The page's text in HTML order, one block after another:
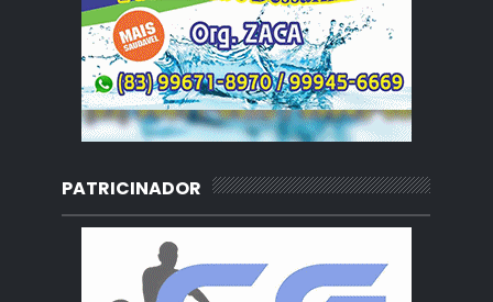
PATRICINADOR